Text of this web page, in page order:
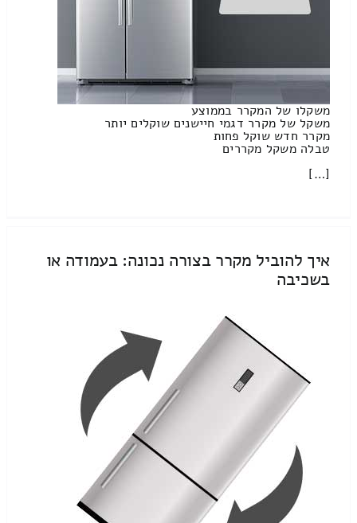
משקלו של המקרר בממוצע
משקל של מקרר דגמי חיישנים שוקלים יותר
מקרר חדש שוקל פחות
טבלה משקל מקררים
[…]
איך להוביל מקרר בצורה נכונה: בעמודה או
בשכיבה